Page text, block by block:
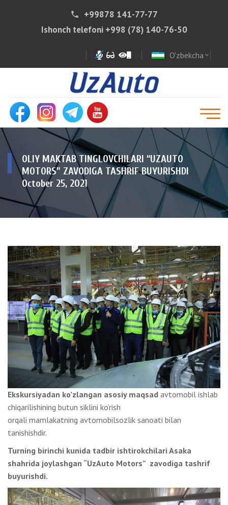
phone
+99878 141-77-77
Ishonch telefoni +998 (78) 140-76-50
O'zbekcha expand_more
OLIY MAKTAB TINGLOVCHILARI “UZAUTO
MOTORS” ZAVODIGA TASHRIF BUYURISHDI
October 25, 2021
Ekskursiyadan ko’zlangan asosiy maqsad avtomobil ishlab
chiqarilishining butun siklini ko’rish
orqali mamlakatning avtomobilsozlik sanoati bilan
tanishishdir.
Turning birinchi kunida tadbir ishtirokchilari Asaka
shahrida joylashgan “UzAuto Motors” zavodiga tashrif
buyurishdi.